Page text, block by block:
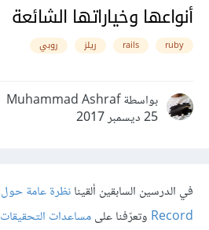
أنواعها وخياراتها الشائعة
ruby
rails ريلز روبي
بواسطة Muhammad Ashraf
25 ديسمبر 2017
في الدرسين السابقين ألقينا
Record وتعرّفنا علىمساعدات التحقيقات